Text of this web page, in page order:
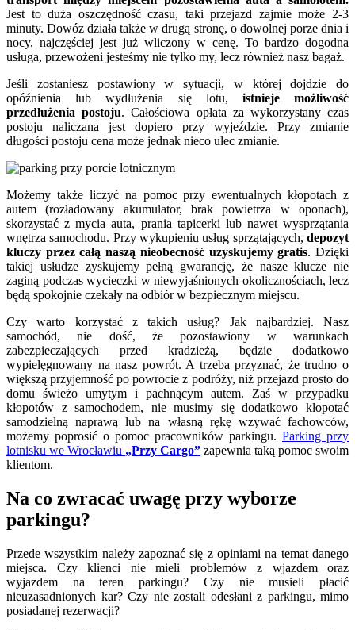
Jest to duża oszczędność czasu, taki przejazd zajmie może 2-3
minuty. Dowóz działa także w drugą stronę, o dowolnej porze dnia i
nocy, najczęściej jest już wliczony w cenę. To bardzo dogodna
usługa, przewożeni jesteśmy nie tylko my, lecz również nasz bagaż.
Jeśli zostaniesz postawiony w sytuacji, w której dojdzie do
opóźnienia lub wydłużenia się lotu, istnieje możliwość
przedłużenia postoju. Całościowa opłata za wykorzystany czas
postoju naliczana jest dopiero przy wyjeździe. Przy zmianie
długości postoju cena może jednak nieco ulec zmianie.
Możemy także liczyć na pomoc przy ewentualnych kłopotach z
autem (rozładowany akumulator, brak powietrza w oponach),
skorzystać z mycia auta, prania tapicerki lub nawet wysprzątania
wnętrza samochodu. Przy wykupieniu usług sprzątających, depozyt
kluczy przez całą naszą nieobecność uzyskujemy gratis. Dzięki
takiej usłudze zyskujemy pełną gwarancję, że nasze klucze nie
zaginą podczas wycieczki w niewyjaśnionych okolicznościach, lecz
będą spokojnie czekały na odbiór w bezpiecznym miejscu.
Czy warto korzystać z takich usług? Jak najbardziej. Nasz
samochód, nie dość, że pozostawiony w warunkach
zabezpieczających przed kradzieżą, będzie dodatkowo
wypielęgnowany na nasz powrót. A trzeba przyznać, że trudno o
większą przyjemność po powrocie z podróży, niż przejazd prosto do
domu świeżo umytym i pachnącym autem. Zaś w przypadku
kłopotów z samochodem, nie musimy się dodatkowo kłopotać
samodzielną naprawą lub na własną rękę wzywać fachowców,
możemy poprosić o pomoc pracowników parkingu. Parking przy
lotnisku we Wrocławiu „Przy Cargo” zapewnia taką pomoc swoim
klientom.
Na co zwracać uwagę przy wyborze
parkingu?
Przede wszystkim należy zapoznać się z opiniami na temat danego
miejsca. Czy klienci nie mieli problemów z wjazdem oraz
wyjazdem na teren parkingu? Czy nie musieli płacić
nieuzasadnionych kar? Czy nie zostali odesłani z parkingu, mimo
posiadanej rezerwacji?